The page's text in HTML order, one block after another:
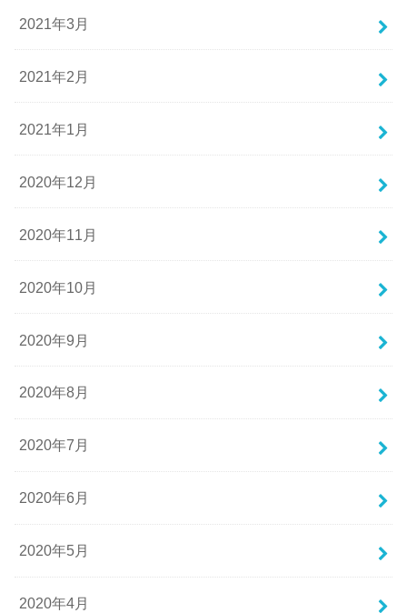
2021年3月
2021年2月
2021年1月
2020年12月
2020年11月
2020年10月
2020年9月
2020年8月
2020年7月
2020年6月
2020年5月
2020年4月